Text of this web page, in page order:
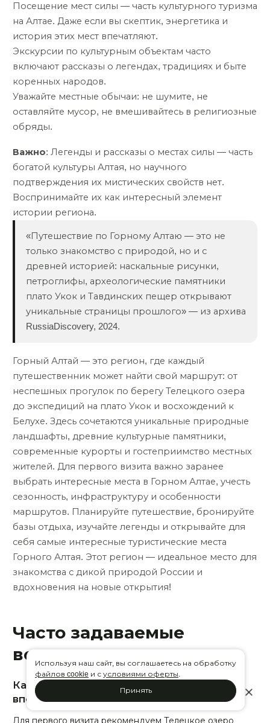
Посещение мест силы — часть культурного туризма
на Алтае. Даже если вы скептик, энергетика и
история этих мест впечатляют.
Экскурсии по культурным объектам часто
включают рассказы о легендах, традициях и быте
коренных народов.
Уважайте местные обычаи: не шумите, не
оставляйте мусор, не вмешивайтесь в религиозные
обряды.
Важно: Легенды и рассказы о местах силы — часть
богатой культуры Алтая, но научного
подтверждения их мистических свойств нет.
Воспринимайте их как интересный элемент
истории региона.
«Путешествие по Горному Алтаю — это не
только знакомство с природой, но и с
древней историей: наскальные рисунки,
петроглифы, археологические памятники
плато Укок и Тавдинских пещер открывают
уникальные страницы прошлого» — из архива
RussiaDiscovery, 2024.
Горный Алтай — это регион, где каждый
путешественник может найти свой маршрут: от
неспешных прогулок по берегу Телецкого озера
до экспедиций на плато Укок и восхождений к
Белухе. Здесь сочетаются уникальные природные
ландшафты, древние культурные памятники,
современные курорты и гостеприимство местных
жителей. Для первого визита важно заранее
выбрать интересные места в Горном Алтае, учесть
сезонность, инфраструктуру и особенности
маршрутов. Планируйте путешествие, бронируйте
базы отдыха, изучайте легенды и открывайте для
себя самые интересные туристические места
Горного Алтая. Этот регион — идеальное место для
знакомства с дикой природой России и
вдохновения на новые открытия!
Часто задаваемые
вопросы
Какие места посетить в Горном Алтае
впервые?
Для первого визита рекомендуем Телецкое озеро,
Используя наш сайт, вы соглашаетесь на обработку
файлов cookie и с условиями оферты.
Принять